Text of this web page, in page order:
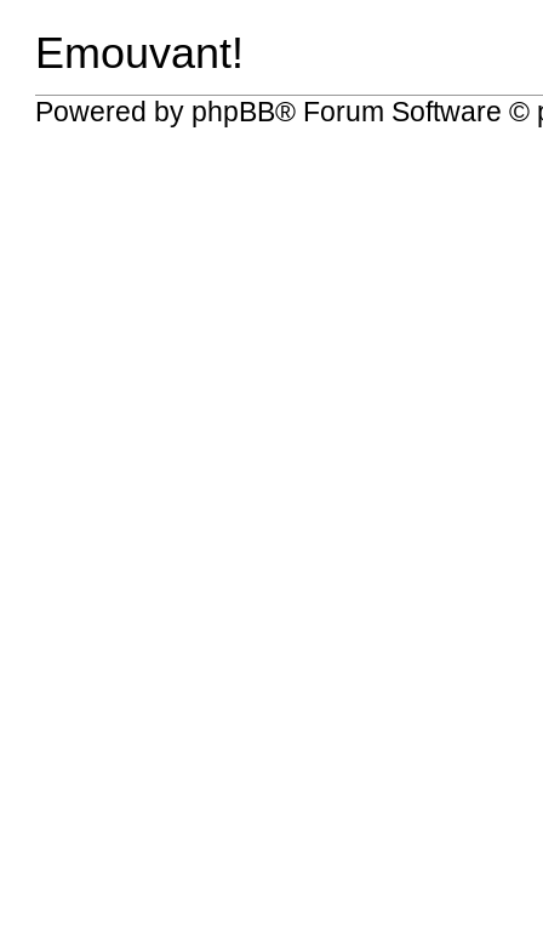
Emouvant!
Powered by phpBB® Forum Software ©